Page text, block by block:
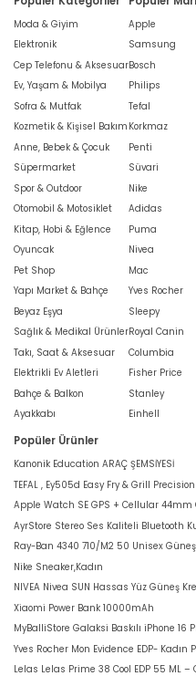
Moda & Giyim
Elektronik
Cep Telefonu & Aksesuar
Ev, Yaşam & Mobilya
Sofra & Mutfak
Kozmetik & Kişisel Bakım
Anne, Bebek & Çocuk
Süpermarket
Spor & Outdoor
Otomobil & Motosiklet
Kitap, Hobi & Eğlence
Oyuncak
Pet Shop
Yapı Market & Bahçe
Beyaz Eşya
Sağlık & Medikal Ürünler
Takı, Saat & Aksesuar
Elektrikli Ev Aletleri
Bahçe & Balkon
Ayakkabı
Apple
Samsung
Bosch
Philips
Tefal
Korkmaz
Penti
Süvari
Nike
Adidas
Puma
Nivea
Mac
Yves Rocher
Sleepy
Royal Canin
Columbia
Fisher Price
Stanley
Einhell
Popüler Ürünler
Kanonik Education ARAÇ ŞEMSİYESİ
TEFAL , Ey505d Easy Fry & Grill
Apple Watch SE GPS + Cellular 44mm
AyrStore Stereo Ses Kaliteli Bluetooth
Ray-Ban 4340 710/M2 50 Unisex
Nike Sneaker,Kadın
NIVEA Nivea SUN Hassas Yüz Güneş
Xiaomi Power Bank 10000mAh
MyBalliStore Galaksi Baskılı iPhone 16
Yves Rocher Mon Evidence EDP- Kadın
Lelas Lelas Prime 38 Cool EDP 55 ML